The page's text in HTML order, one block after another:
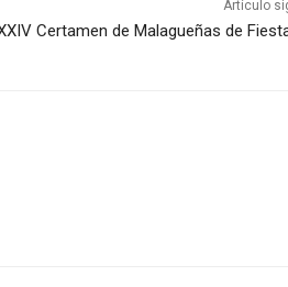
Artículo
Certamen de Malagueñas de